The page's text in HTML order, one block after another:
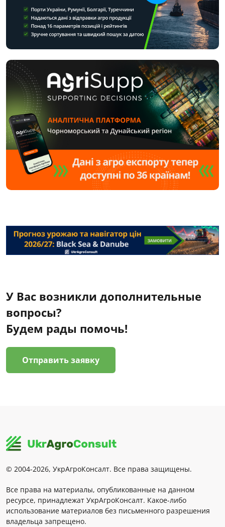
У Вас возникли дополнительные
вопросы?
Будем рады помочь!
Отправить заявку
© 2004-2026, УкрАгроКонсалт. Все права защищены.
Все права на материалы, опубликованные на данном
ресурсе, принадлежат УкрАгроКонсалт. Какое-либо
использование материалов без письменного разрешения
владельца запрещено.